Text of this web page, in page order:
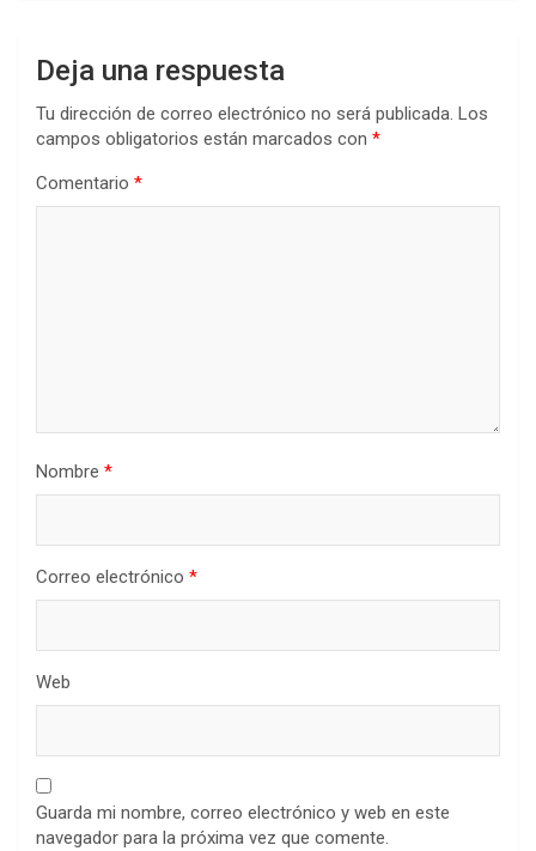
Deja una respuesta
Tu dirección de correo electrónico no será publicada. Los
campos obligatorios están marcados con *
Comentario *
Nombre *
Correo electrónico *
Web
Guarda mi nombre, correo electrónico y web en este
navegador para la próxima vez que comente.